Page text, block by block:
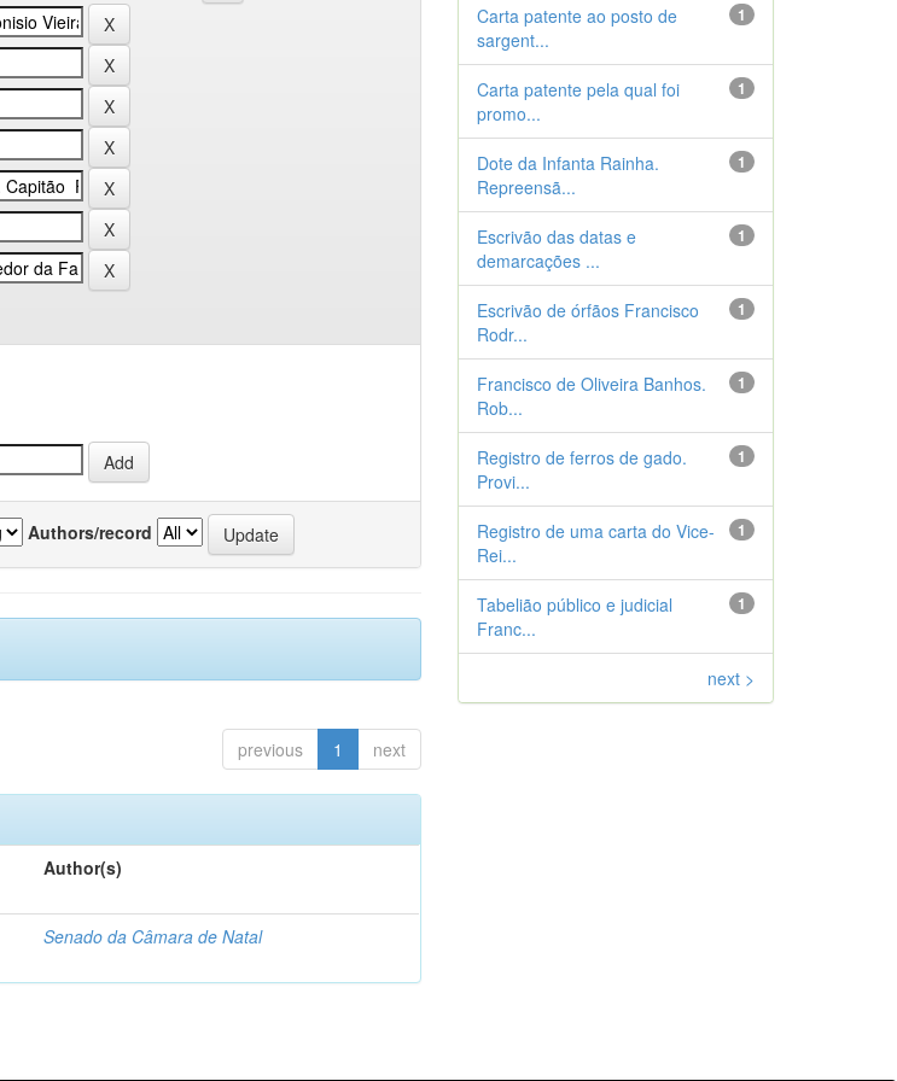
Authors/record
previous 1 next
Author(s)
Senado da Câmara de Natal
1
Carta patente ao posto de
sargent...
1
Carta patente pela qual foi
promo...
1
Dote da Infanta Rainha.
Repreensã...
1
Escrivão das datas e
demarcações ...
1
Escrivão de órfãos Francisco
Rodr...
1
Francisco de Oliveira Banhos.
Rob...
1
Registro de ferros de gado.
Provi...
1
Registro de uma carta do Vice-
Rei...
1
Tabelião público e judicial
Franc...
next >